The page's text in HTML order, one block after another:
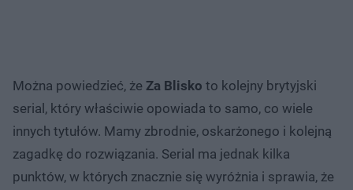
Można powiedzieć, że Za Blisko to kolejny brytyjski
serial, który właściwie opowiada to samo, co wiele
innych tytułów. Mamy zbrodnie, oskarżonego i kolejną
zagadkę do rozwiązania. Serial ma jednak kilka
punktów, w których znacznie się wyróżnia i sprawia, że